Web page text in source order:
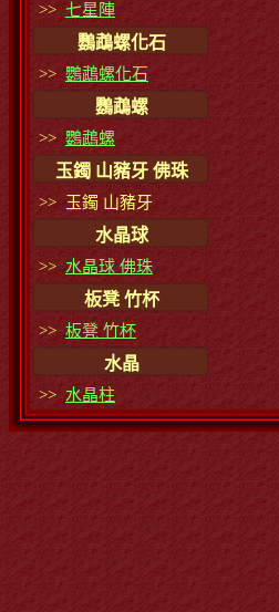
>> 七星陣
鸚鵡螺化石
>> 鸚鵡螺化石
鸚鵡螺
>> 鸚鵡螺
玉鐲 山豬牙 佛珠
>> 玉鐲 山豬牙
水晶球
>> 水晶球 佛珠
板凳 竹杯
>> 板凳 竹杯
水晶
>> 水晶柱